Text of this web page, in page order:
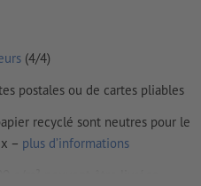
fichiers d'impression?
(4/4)
postales ou de cartes pliables
recyclé sont neutres pour le
– plus d’informations